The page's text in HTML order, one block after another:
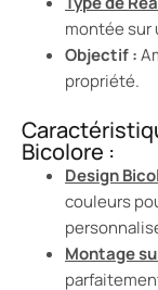
montée sur
Objectif :
propriété.
Bicolore :
Design
couleurs
Montage